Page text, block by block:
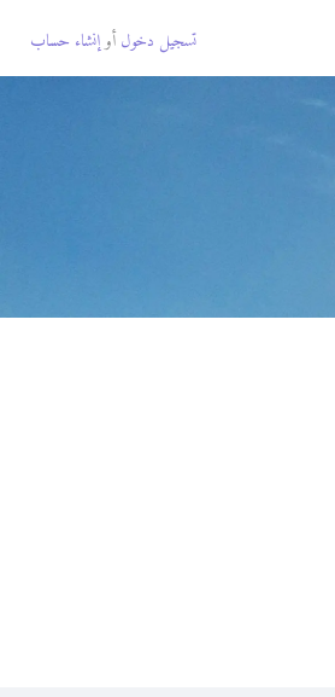
تسجيل دخول أوإنشاء حساب